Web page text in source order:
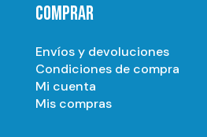
COMPRAR
Envíos y devoluciones
Condiciones de compra
Mi cuenta
Mis compras